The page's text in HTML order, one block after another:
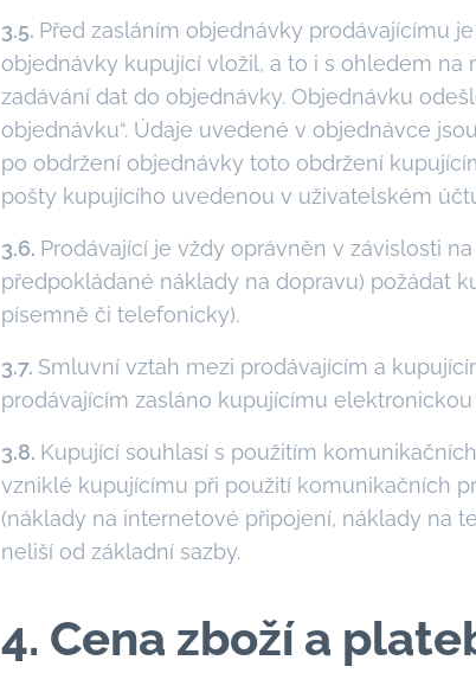
3.5. Před zasláním objednávky prodávajícímu
objednávky kupující vložil, a to i s ohledem
zadávání dat do objednávky. Objednávku
objednávku“. Údaje uvedené v objednávce
po obdržení objednávky toto obdržení
pošty kupujícího uvedenou v uživatelském
3.6. Prodávající je vždy oprávněn v závislosti
předpokládané náklady na dopravu) požádat
písemně či telefonicky).
3.7. Smluvní vztah mezi prodávajícím a
prodávajícím zasláno kupujícímu
3.8. Kupující souhlasí s použitím
vzniklé kupujícímu při použití komunikačních
(náklady na internetové připojení, náklady na
neliší od základní sazby.
4. Cena zboží a